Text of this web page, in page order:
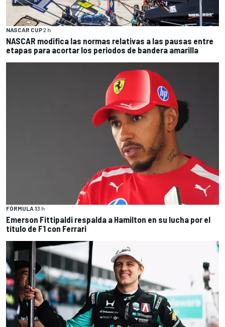
NASCAR CUP2 h
NASCAR modifica las normas relativas a las pausas entre
etapas para acortar los periodos de bandera amarilla
FÓRMULA 13 h
Emerson Fittipaldi respalda a Hamilton en su lucha por el
título de F1 con Ferrari